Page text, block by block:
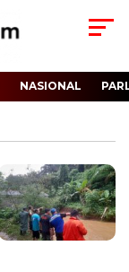
NASIONAL